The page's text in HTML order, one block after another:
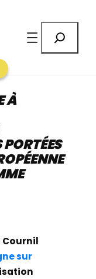
À
PORTÉES
Cournil
sur